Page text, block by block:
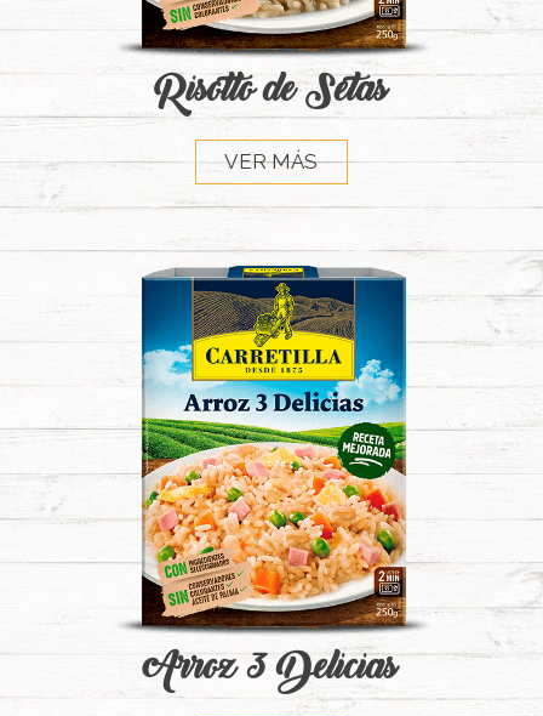
Risotto de Setas
VER MÁS
Arroz 3 Delicias